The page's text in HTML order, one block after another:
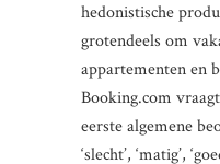
hedonistische
grotendeels om
appartementen en
Booking.com
eerste algemene
‘slecht’, ‘matig’,